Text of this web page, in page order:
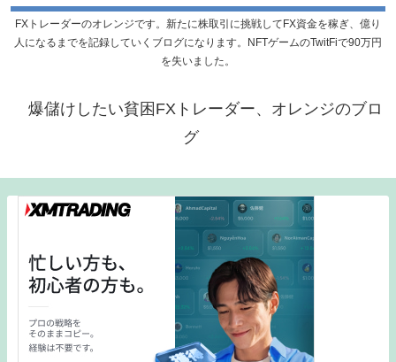
FXトレーダーのオレンジです。新たに株取引に挑戦してFX資金を稼ぎ、億り
人になるまでを記録していくブログになります。NFTゲームのTwitFiで90万円
を失いました。
爆儲けしたい貧困FXトレーダー、オレンジのブロ
グ